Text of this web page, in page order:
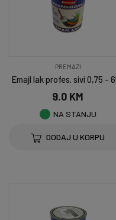
PREMAZI
Emajl lak profes. sivi 0,75 -
9.0 KM
NA STANJU
DODAJ U KORPU